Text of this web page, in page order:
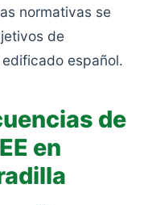
normativas se
de
español.
de
en